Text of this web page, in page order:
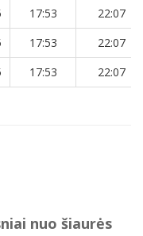
17:53
22:07
17:53
22:07
17:53 22:07
nuo šiaurės